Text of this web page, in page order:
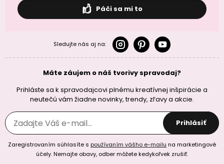
Páči sa mi to
Sledujte nás aj na:
Máte záujem o náš tvorivy spravodaj?
Prihláste sa k spravodajcovi plnému kreatívnej inšpirácie a
neutečú vám žiadne novinky, trendy, zľavy a akcie.
Prihlásiť
Zaregistrovaním súhlasíte s používaním vášho e-mailu na marketingové
účely. Nemajte obavy, odber môžete kedykoľvek zrušiť.